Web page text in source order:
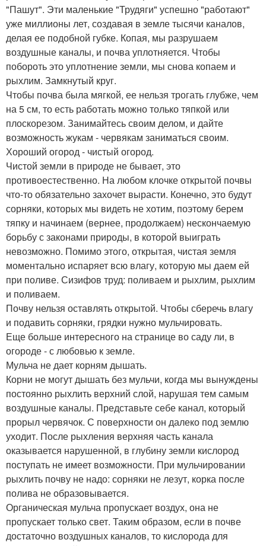
"Пашут". Эти маленькие "Трудяги" успешно "работают"
уже миллионы лет, создавая в земле тысячи каналов,
делая ее подобной губке. Копая, мы разрушаем
воздушные каналы, и почва уплотняется. Чтобы
побороть это уплотнение земли, мы снова копаем и
рыхлим. Замкнутый круг.
Чтобы почва была мягкой, ее нельзя трогать глубже, чем
на 5 см, то есть работать можно только тяпкой или
плоскорезом. Занимайтесь своим делом, и дайте
возможность жукам - червякам заниматься своим.
Хороший огород - чистый огород.
Чистой земли в природе не бывает, это
противоестественно. На любом клочке открытой почвы
что-то обязательно захочет вырасти. Конечно, это будут
сорняки, которых мы видеть не хотим, поэтому берем
тяпку и начинаем (вернее, продолжаем) нескончаемую
борьбу с законами природы, в которой выиграть
невозможно. Помимо этого, открытая, чистая земля
моментально испаряет всю влагу, которую мы даем ей
при поливе. Сизифов труд: поливаем и рыхлим, рыхлим
и поливаем.
Почву нельзя оставлять открытой. Чтобы сберечь влагу
и подавить сорняки, грядки нужно мульчировать.
Еще больше интересного на странице во саду ли, в
огороде - с любовью к земле.
Мульча не дает корням дышать.
Корни не могут дышать без мульчи, когда мы вынуждены
постоянно рыхлить верхний слой, нарушая тем самым
воздушные каналы. Представьте себе канал, который
прорыл червячок. С поверхности он далеко под землю
уходит. После рыхления верхняя часть канала
оказывается нарушенной, в глубину земли кислород
поступать не имеет возможности. При мульчировании
рыхлить почву не надо: сорняки не лезут, корка после
полива не образовывается.
Органическая мульча пропускает воздух, она не
пропускает только свет. Таким образом, если в почве
достаточно воздушных каналов, то кислорода для